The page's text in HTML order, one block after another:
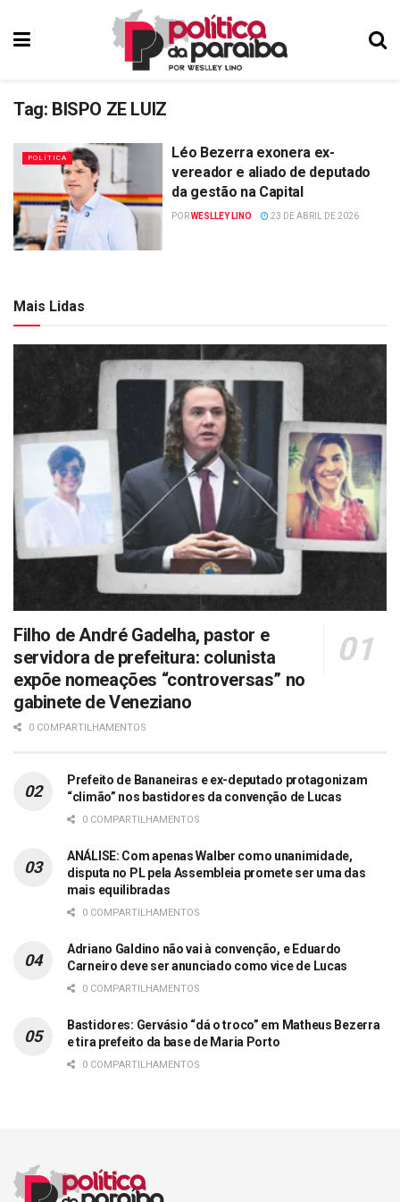
Tag: BISPO ZE LUIZ
POLÍTICA
Léo Bezerra exonera ex-
vereador e aliado de deputado
da gestão na Capital
PORWESLLEY LINO 23 DE ABRIL DE 2026
Mais Lidas
Filho de André Gadelha, pastor e
servidora de prefeitura: colunista
expõe nomeações “controversas” no
gabinete de Veneziano
0 COMPARTILHAMENTOS
Prefeito de Bananeiras e ex-deputado protagonizam
“climão” nos bastidores da convenção de Lucas
0 COMPARTILHAMENTOS
ANÁLISE: Com apenas Walber como unanimidade,
disputa no PL pela Assembleia promete ser uma das
mais equilibradas
0 COMPARTILHAMENTOS
Adriano Galdino não vai à convenção, e Eduardo
Carneiro deve ser anunciado como vice de Lucas
0 COMPARTILHAMENTOS
Bastidores: Gervásio “dá o troco” em Matheus Bezerra
e tira prefeito da base de Maria Porto
0 COMPARTILHAMENTOS